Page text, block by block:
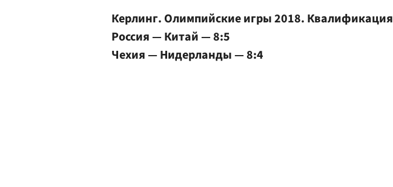
Керлинг. Олимпийские игры 2018. Квалификация
Россия — Китай — 8:5
Чехия — Нидерланды — 8:4